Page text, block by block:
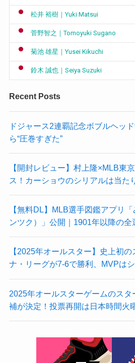
松井 裕樹｜Yuki Matsui
菅野智之｜Tomoyuki Sugano
菊池 雄星｜Yusei Kikuchi
鈴木 誠也｜Seiya Suzuki
Recent Posts
ドジャース2連覇記念ボブルヘッ
ら“圧巻すぎた”
【開封レビュー】村上隆×MLB東
ス！カーショウのシリアルは当た
【無料DL】MLB選手図鑑アプリ
ンツク）」公開｜1901年以降の全
【2025年オールスター】史上初
ナ・リーグが7-6で勝利、MVPは
2025年オールスターゲームのス
補が決定！投票再開は日本時間火